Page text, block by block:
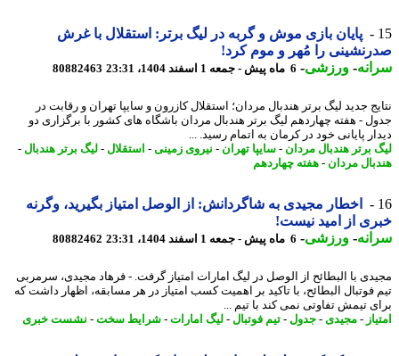
پایان بازی موش و گربه در لیگ برتر: استقلال با غرش
را مُهر و موم کرد!
- ورزشی-6 ماه پیش - جمعه 1 اسفند 1404، 23:31 80882463
جدید لیگ برتر هندبال مردان؛ استقلال کازرون و سایپا تهران و رقابت در
- هفته چهاردهم لیگ برتر هندبال مردان باشگاه های کشور با برگزاری دو
پایانی خود در کرمان به اتمام رسید. ...
برتر هندبال مردان - سایپا تهران- نیروی زمینی-استقلال-لیگ برتر هندبال-
مردان - هفته چهاردهم
اخطار مجیدی به شاگردانش: از الوصل امتیاز بگیرید، وگرنه
از امید نیست!
- ورزشی-6 ماه پیش - جمعه 1 اسفند 1404، 23:31 80882462
با البطائح از الوصل در لیگ امارات امتیاز گرفت. - فرهاد مجیدی، سرمربی
فوتبال البطائح، با تاکید بر اهمیت کسب امتیاز در هر مسابقه، اظهار داشت که
تیمش تفاوتی نمی کند با تیم ...
-مجیدی-جدول-تیم فوتبال-لیگ امارات- شرایط سخت-نشست خبری